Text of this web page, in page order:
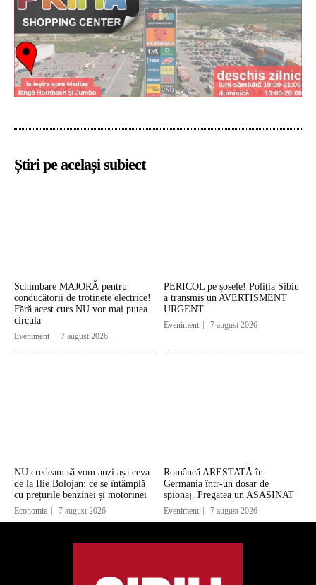
Știri pe același subiect
Schimbare MAJORĂ pentru
conducătorii de trotinete electrice!
Fără acest curs NU vor mai putea
circula
Eveniment 7 august 2026
PERICOL pe șosele! Poliția Sibiu
a transmis un AVERTISMENT
URGENT
Eveniment 7 august 2026
NU credeam să vom auzi așa ceva
de la Ilie Bolojan: ce se întâmplă
cu prețurile benzinei și motorinei
Economie 7 august 2026
Româncă ARESTATĂ în
Germania într-un dosar de
spionaj. Pregătea un ASASINAT
Eveniment 7 august 2026